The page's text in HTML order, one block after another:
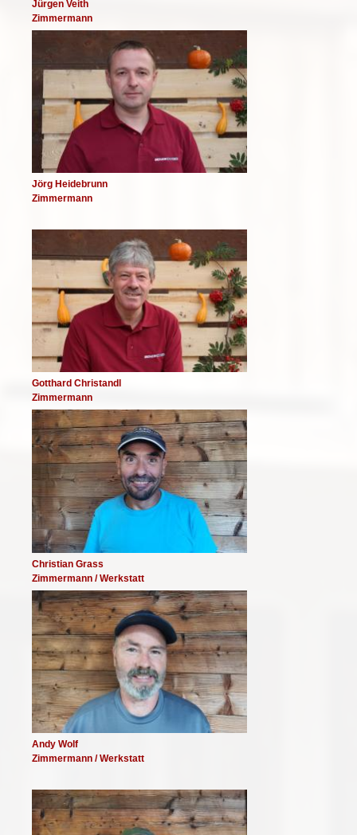
Jürgen Veith
Zimmermann
Jörg Heidebrunn
Zimmermann
Gotthard Christandl
Zimmermann
Image
Christian Grass
Zimmermann / Werkstatt
Andy Wolf
Zimmermann / Werkstatt
Image